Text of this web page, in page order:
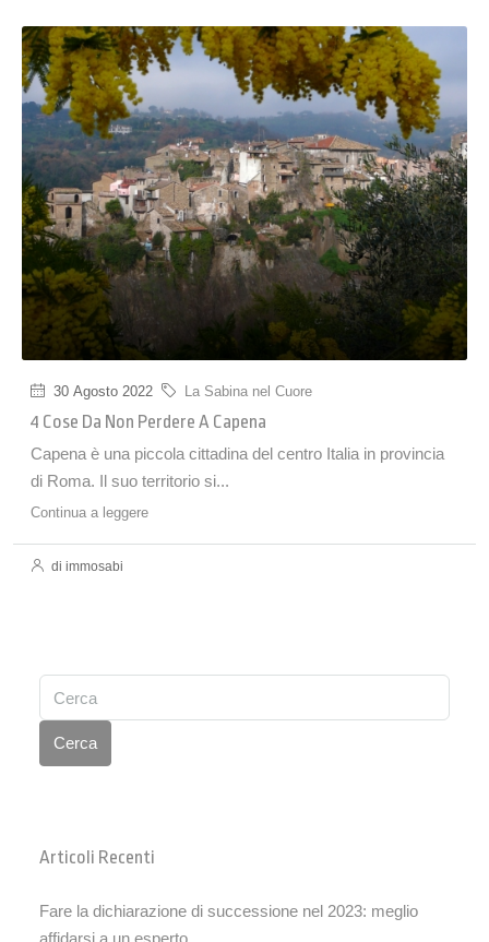
30 Agosto 2022 La Sabina nel Cuore
4 Cose Da Non Perdere A Capena
Capena è una piccola cittadina del centro Italia in provincia
di Roma. Il suo territorio si...
Continua a leggere
di immosabi
Cerca
Articoli Recenti
Fare la dichiarazione di successione nel 2023: meglio